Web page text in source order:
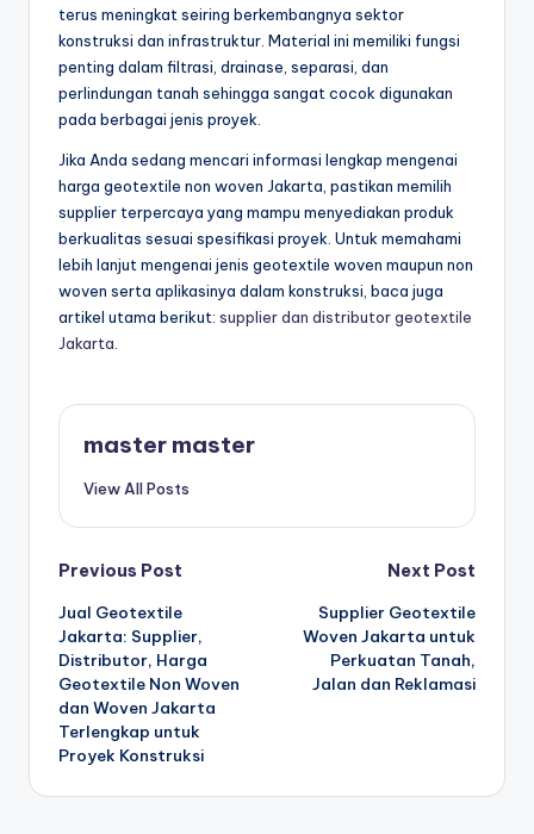
terus meningkat seiring berkembangnya sektor
konstruksi dan infrastruktur. Material ini memiliki fungsi
penting dalam filtrasi, drainase, separasi, dan
perlindungan tanah sehingga sangat cocok digunakan
pada berbagai jenis proyek.
Jika Anda sedang mencari informasi lengkap mengenai
harga geotextile non woven Jakarta, pastikan memilih
supplier terpercaya yang mampu menyediakan produk
berkualitas sesuai spesifikasi proyek. Untuk memahami
lebih lanjut mengenai jenis geotextile woven maupun non
woven serta aplikasinya dalam konstruksi, baca juga
artikel utama berikut: supplier dan distributor geotextile
Jakarta.
master master
View All Posts
Post
navigation
Previous Post
Jual Geotextile
Jakarta: Supplier,
Distributor, Harga
Geotextile Non Woven
dan Woven Jakarta
Terlengkap untuk
Proyek Konstruksi
Next Post
Supplier Geotextile
Woven Jakarta untuk
Perkuatan Tanah,
Jalan dan Reklamasi